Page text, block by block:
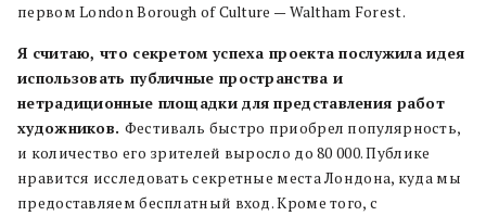
первом London Borough of Culture — Waltham Forest.
Я считаю, что секретом успеха проекта послужила идея
использовать публичные пространства и
нетрадиционные площадки для представления работ
художников. Фестиваль быстро приобрел популярность,
и количество его зрителей выросло до 80 000. Публике
нравится исследовать секретные места Лондона, куда мы
предоставляем бесплатный вход. Кроме того, с